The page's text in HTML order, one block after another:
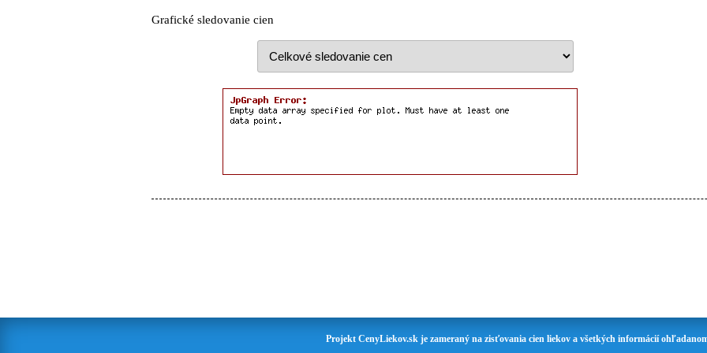
Grafické sledovanie cien
Projekt CenyLiekov.sk je zameraný na zisťovania cien liekov a všetkých informácií